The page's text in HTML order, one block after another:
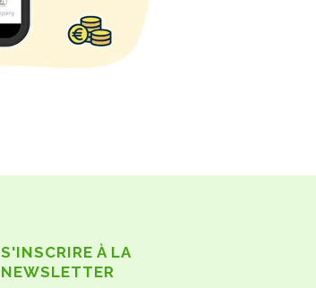
S'INSCRIRE À LA
NEWSLETTER